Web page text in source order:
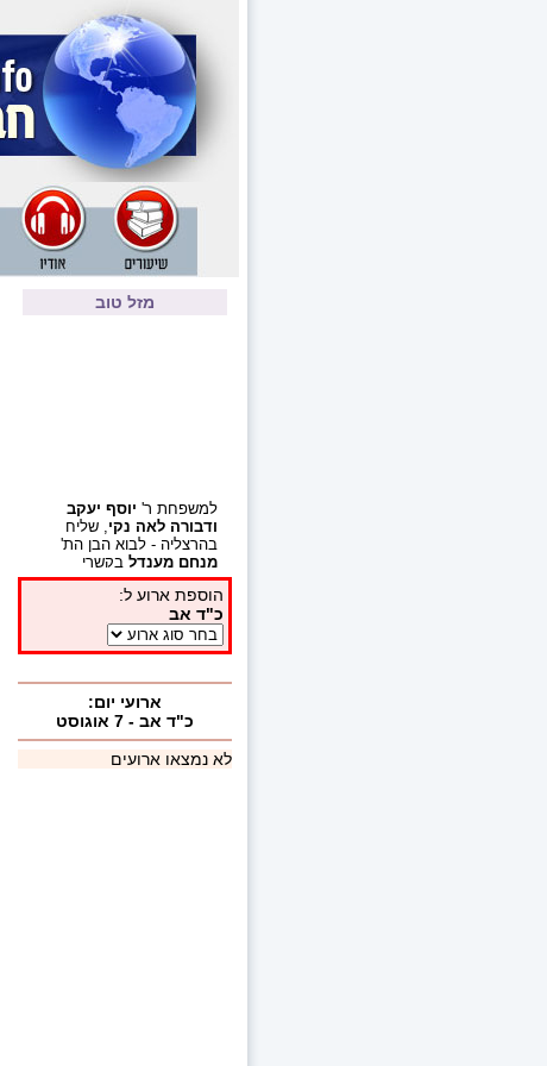
מזל טוב
למשפחת ר' יוסף יעקב
ודבורה לאה נקי , שליח
בהרצליה - לבוא הבן הת'
מנחם מענדל בקשרי
השידוכין עב"גסלי רינה
למשפחת ר' שה ובתיה
עבודבואנוס איירס
ארגנטינה.
שבע, לבוא הבן הת'עומרי
בקשרי השידוכין עב"ג
חנהלמשפחת ר'משה
ברדוגומגדל העמק.
(2